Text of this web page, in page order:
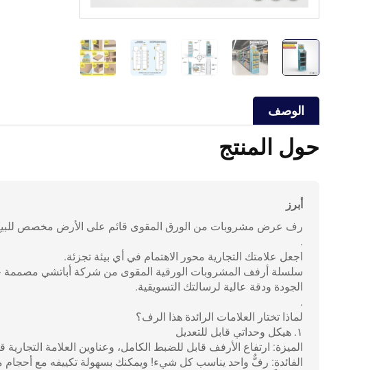
الوصف
حول المنتج
أبرز
رف عرض مشروبات من الورق المقوى قائم على الأرض مخصص للبيع
.
اجعل علامتك التجارية محور الاهتمام في أي بيئة تجزئة.
سلسلة أرفف المشروبات الورقية المقوى من شركة أباتشي
الجودة ودقة عالية لرسالتك التسويقية.
.
لماذا تختار العلامات الرائدة هذا الرف؟
١. هيكل وحداتي قابل للتعديل
الميزة: ارتفاع الأرفف قابل للضبط الكامل، وعناوين العلامة التجارية
الفائدة: رفٌّ واحد يناسب كل شيء! ويمكنك بسهولة تكييفه مع أحجام